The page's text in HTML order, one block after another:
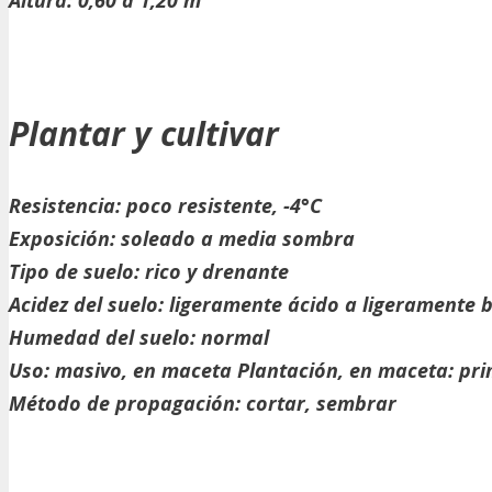
Plantar y cultivar
Resistencia: poco resistente, -4°C
Exposición: soleado a media sombra
Tipo de suelo: rico y drenante
Acidez del suelo: ligeramente ácido a ligeramente
Humedad del suelo: normal
Uso: masivo, en maceta Plantación, en maceta:
Método de propagación: cortar, sembrar